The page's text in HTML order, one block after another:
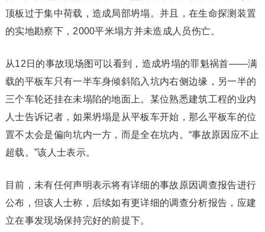
顶板过于集中荷载，造成局部坍塌。并且，在生命探测装置
的实地勘察下，2000平米塌方并未造成人员伤亡。
从12日的事故现场图可以看到，造成坍塌的罪魁祸首——满
载的平板车只有一半车身倾斜陷入坑内右侧边缘，另一半的
三个车轮还挂在未塌陷的地面上。某位熟悉建筑工程的业内
人士告诉记者，如果坍塌是从平板车开始，那么平板车的位
置不太会是偏向坑内一方，而是全在坑内。“事故原因应不止
超载。”该人士表示。
目前，未有任何声明表示将有详细的事故原因调查报告进行
公布，但该人士称，后续如有更详细的调查分析报告，应建
立在事发现场保持完好的前提下。